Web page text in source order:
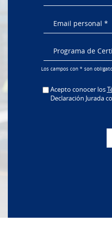
Los campos con * son
Acepto conocer los
Declaración Jurada